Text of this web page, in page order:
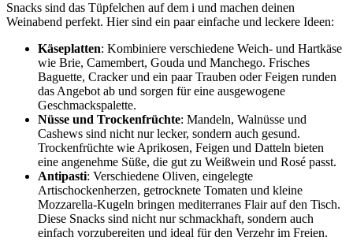
Snacks sind das Tüpfelchen auf dem i und machen deinen
Weinabend perfekt. Hier sind ein paar einfache und leckere Ideen:
Käseplatten: Kombiniere verschiedene Weich- und Hartkäse
wie Brie, Camembert, Gouda und Manchego. Frisches
Baguette, Cracker und ein paar Trauben oder Feigen runden
das Angebot ab und sorgen für eine ausgewogene
Geschmackspalette.
Nüsse und Trockenfrüchte: Mandeln, Walnüsse und
Cashews sind nicht nur lecker, sondern auch gesund.
Trockenfrüchte wie Aprikosen, Feigen und Datteln bieten
eine angenehme Süße, die gut zu Weißwein und Rosé passt.
Antipasti: Verschiedene Oliven, eingelegte
Artischockenherzen, getrocknete Tomaten und kleine
Mozzarella-Kugeln bringen mediterranes Flair auf den Tisch.
Diese Snacks sind nicht nur schmackhaft, sondern auch
einfach vorzubereiten und ideal für den Verzehr im Freien.